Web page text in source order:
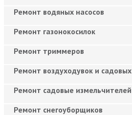
Ремонт водяных насосов
Ремонт газонокосилок
Ремонт триммеров
Ремонт воздуходувок и
Ремонт садовые измельчителей
Ремонт снегоуборщиков